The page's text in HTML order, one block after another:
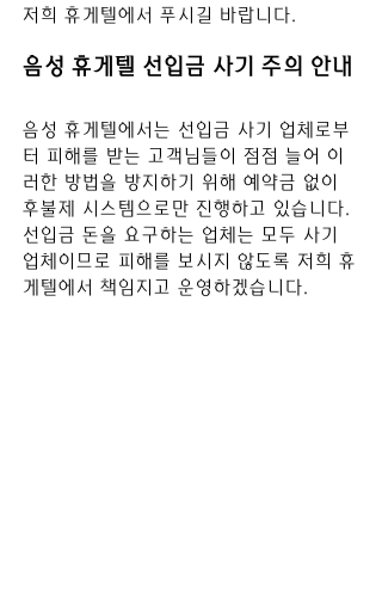
저희 휴게텔에서 푸시길 바랍니다.
음성 휴게텔 선입금 사기 주의 안내
음성 휴게텔에서는 선입금 사기 업체로부
터 피해를 받는 고객님들이 점점 늘어 이
러한 방법을 방지하기 위해 예약금 없이
후불제 시스템으로만 진행하고 있습니다.
선입금 돈을 요구하는 업체는 모두 사기
업체이므로 피해를 보시지 않도록 저희 휴
게텔에서 책임지고 운영하겠습니다.